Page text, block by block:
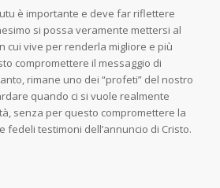
è importante e deve far riflettere
si possa veramente mettersi al
cui vive per renderla migliore e più
compromettere il messaggio di
rimane uno dei “profeti” del nostro
quando ci si vuole realmente
senza per questo compromettere la
testimoni dell’annuncio di Cristo.